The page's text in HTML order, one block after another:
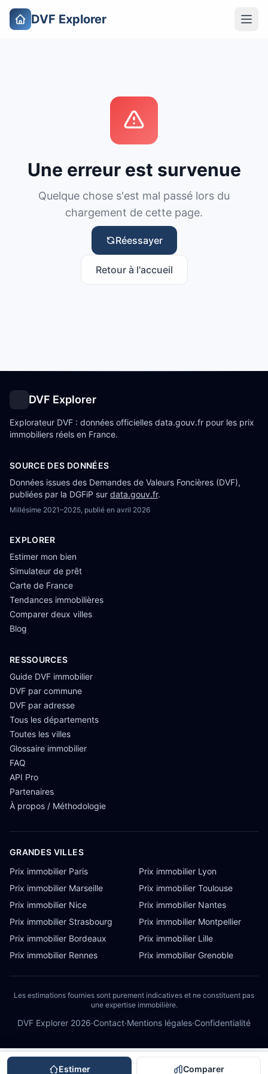
DVF Explorer
Une erreur est survenue
Quelque chose s'est mal passé lors du
chargement de cette page.
Réessayer
Retour à l'accueil
Estimer Comparer
DVF Explorer
Explorateur DVF : données officielles data.gouv.fr pour les prix
immobiliers réels en France.
SOURCE DES DONNÉES
Données issues des Demandes de Valeurs Foncières (DVF),
publiées par la DGFiP sur data.gouv.fr.
Millésime 2021–2025, publié en avril 2026
EXPLORER
Estimer mon bien
Simulateur de prêt
Carte de France
Tendances immobilières
Comparer deux villes
Blog
RESSOURCES
Guide DVF immobilier
DVF par commune
DVF par adresse
Tous les départements
Toutes les villes
Glossaire immobilier
FAQ
API Pro
Partenaires
À propos / Méthodologie
GRANDES VILLES
Prix immobilier Paris
Prix immobilier Lyon
Prix immobilier Marseille
Prix immobilier Toulouse
Prix immobilier Nice
Prix immobilier Nantes
Prix immobilier Strasbourg
Prix immobilier Montpellier
Prix immobilier Bordeaux
Prix immobilier Lille
Prix immobilier Rennes
Prix immobilier Grenoble
Les estimations fournies sont purement indicatives et ne constituent pas
une expertise immobilière.
DVF Explorer 2026·Contact·Mentions légales·Confidentialité